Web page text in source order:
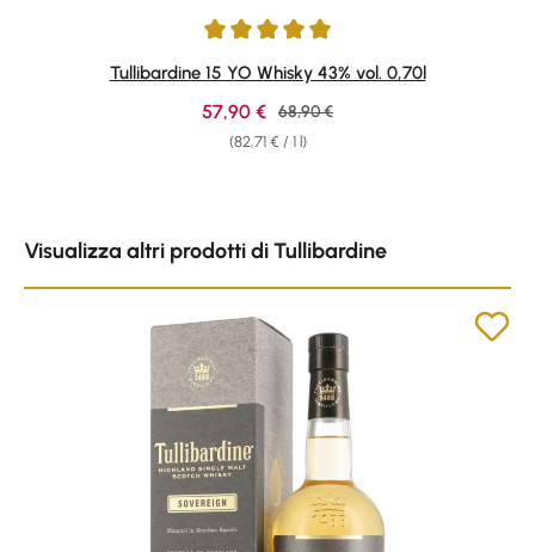
Average rating of 4.92 out of 5 stars
Tullibardine 15 YO Whisky 43% vol. 0,70l
(82,71 € / 1 l)
Sale price:
57,90 € Regular price:
68,90 €
Visualizza altri prodotti di Tullibardine